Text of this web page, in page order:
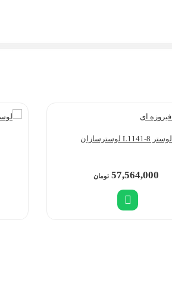
لوستر L1141-8 لوسترسازان
57,564,000 تومان